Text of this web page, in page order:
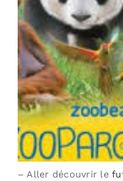
– Aller découvrir le